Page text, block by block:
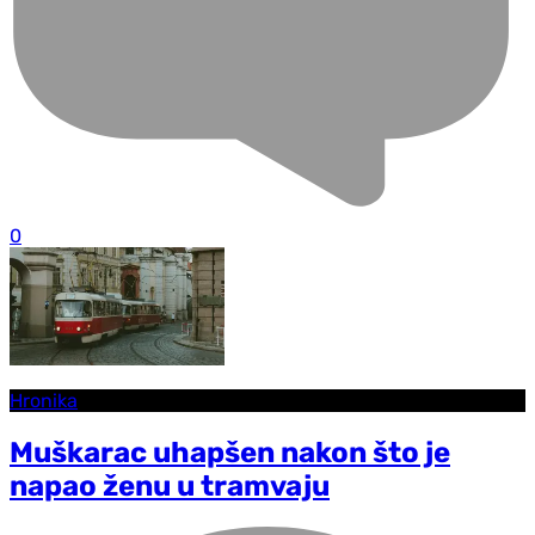
0
Hronika
Muškarac uhapšen nakon što je
napao ženu u tramvaju